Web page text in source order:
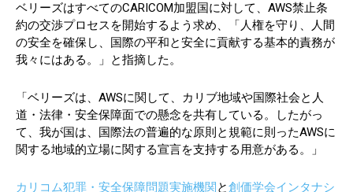
ベリーズはすべてのCARICOM加盟国に対して、AWS禁止条
約の交渉プロセスを開始するよう求め、「人権を守り、人間
の安全を確保し、国際の平和と安全に貢献する基本的責務が
我々にはある。」と指摘した。
「ベリーズは、AWSに関して、カリブ地域や国際社会と人
道・法律・安全保障面での懸念を共有している。したがっ
て、我が国は、国際法の普遍的な原則と規範に則ったAWSに
関する地域的立場に関する宣言を支持する用意がある。」
カリコム犯罪・安全保障問題実施機関 と創価学会インタナシ